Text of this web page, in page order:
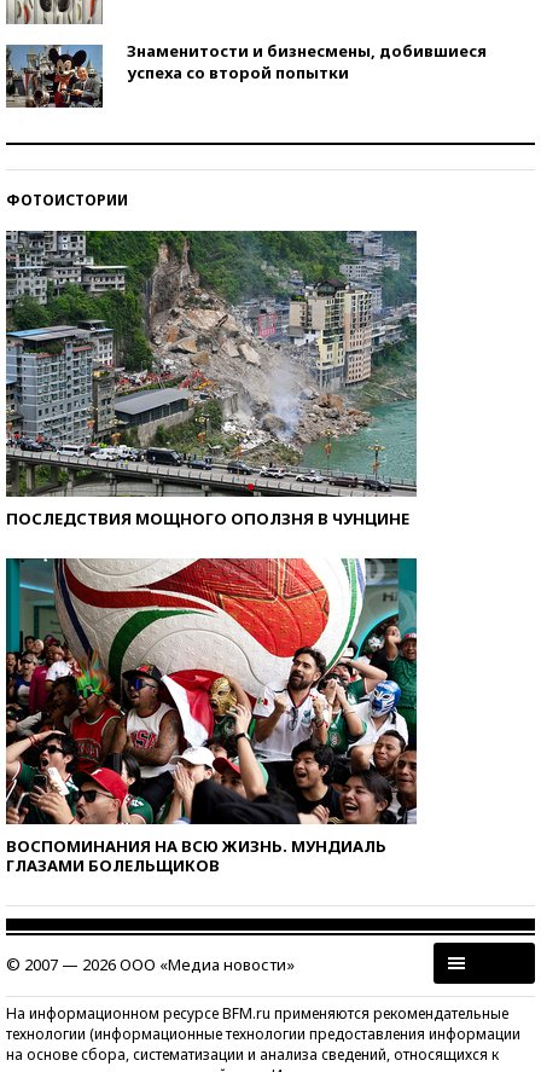
Знаменитости и бизнесмены, добившиеся
успеха со второй попытки
ФОТОИСТОРИИ
ПОСЛЕДСТВИЯ МОЩНОГО ОПОЛЗНЯ В ЧУНЦИНЕ
ВОСПОМИНАНИЯ НА ВСЮ ЖИЗНЬ. МУНДИАЛЬ
ГЛАЗАМИ БОЛЕЛЬЩИКОВ
© 2007 — 2026 ООО «Медиа новости»
На информационном ресурсе BFM.ru применяются рекомендательные
технологии (информационные технологии предоставления информации
на основе сбора, систематизации и анализа сведений, относящихся к